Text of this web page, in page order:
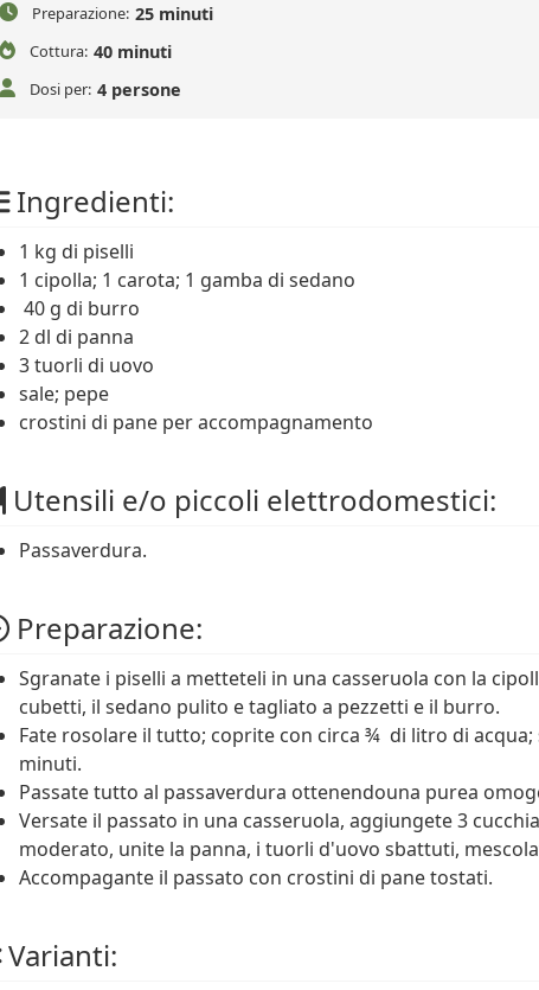
Preparazione: 25 minuti
Cottura: 40 minuti
Dosi per: 4 persone
Ingredienti:
1 kg di piselli
1 cipolla; 1 carota; 1 gamba di sedano
40 g di burro
2 dl di panna
3 tuorli di uovo
sale; pepe
crostini di pane per accompagnamento
Utensili e/o piccoli elettrodomestici:
Passaverdura.
Preparazione:
Sgranate i piselli a metteteli in una casseruola con la
cubetti, il sedano pulito e tagliato a pezzetti e il burro.
Fate rosolare il tutto; coprite con circa ¾ di litro di acqua;
minuti.
Passate tutto al passaverdura ottenendouna purea
Versate il passato in una casseruola, aggiungete 3
moderato, unite la panna, i tuorli d'uovo sbattuti,
Accompagante il passato con crostini di pane tostati.
Varianti: